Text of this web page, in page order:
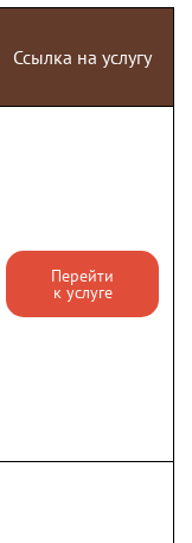
и
Ссылка на услугу
Перейти
к услуге